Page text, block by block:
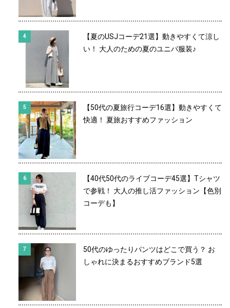
【夏のUSJコーデ21選】動きやすくて涼し
い！ 大人のための夏のユニバ服装♪
【50代の夏旅行コーデ16選】動きやすくて
快適！ 夏旅おすすめファッション
【40代50代のライブコーデ45選】Tシャツ
で参戦！ 大人の推し活ファッション【色別
コーデも】
50代のゆったりパンツはどこで買う？ お
しゃれに決まるおすすめブランド5選